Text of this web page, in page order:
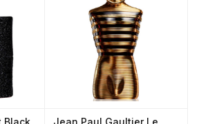
Black Jean Paul Gaultier Le